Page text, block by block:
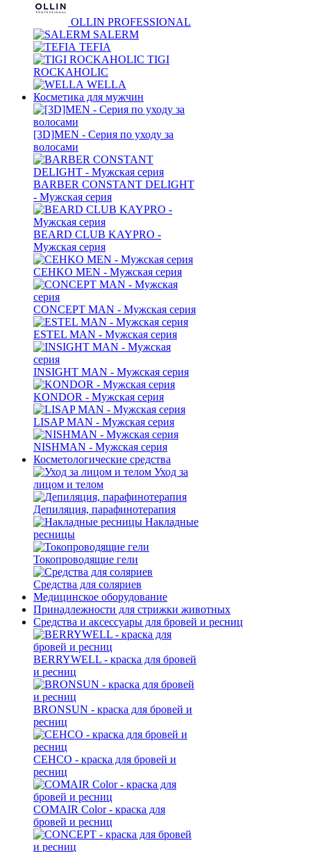
OLLIN PROFESSIONAL
SALERM
TEFIA
TIGI
ROCKAHOLIC
WELLA
Косметика для мужчин
[3D]MEN - Серия по уходу за
волосами
BARBER CONSTANT DELIGHT
- Мужская серия
BEARD CLUB KAYPRO -
Мужская серия
CEHKO MEN - Мужская серия
CONCEPT MAN - Мужская серия
ESTEL MAN - Мужская серия
INSIGHT MAN - Мужская серия
KONDOR - Мужская серия
LISAP MAN - Мужская серия
NISHMAN - Мужская серия
Косметологические средства
Уход за
лицом и телом
Депиляция, парафинотерапия
Накладные
ресницы
Токопроводящие гели
Средства для соляриев
Медицинское оборудование
Принадлежности для стрижки животных
Средства и аксессуары для бровей и ресниц
BERRYWELL - краска для бровей
и ресниц
BRONSUN - краска для бровей и
ресниц
CEHCO - краска для бровей и
ресниц
COMAIR Color - краска для
бровей и ресниц